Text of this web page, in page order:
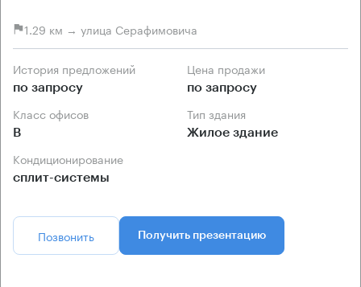
1.29 км → улица Серафимовича
История предложений
по запросу
Цена продажи
по запросу
Класс офисов
B
Тип здания
Жилое здание
Кондиционирование
сплит-системы
Позвонить Получить презентацию